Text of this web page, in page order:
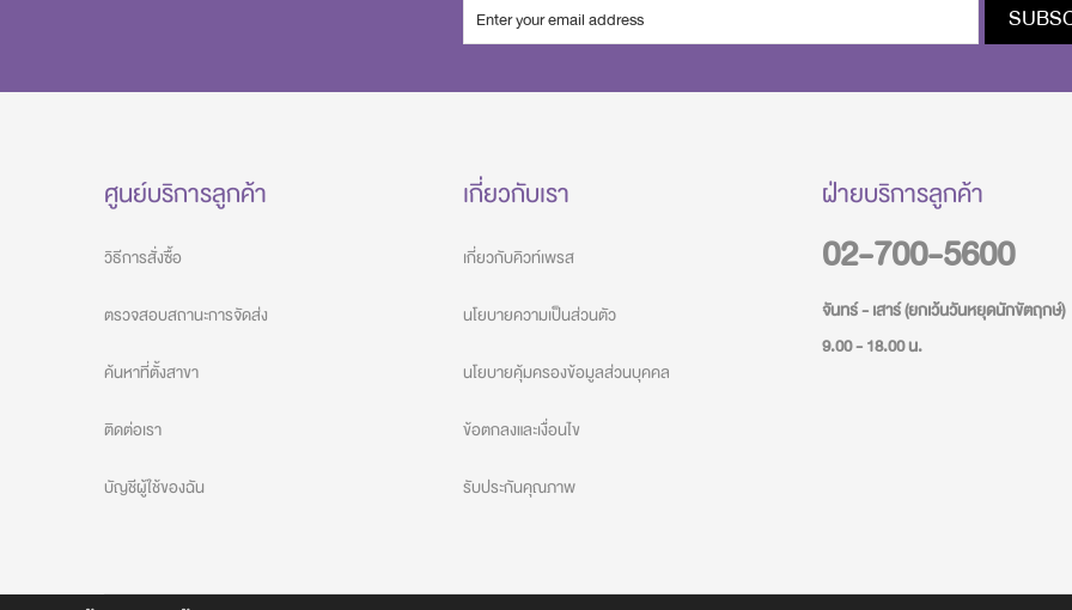
ศูนย์บริการลูกค้า
วิธีการสั่งซื้อ
ตรวจสอบสถานะการจัดส่ง
ค้นหาที่ตั้งสาขา
ติดต่อเรา
บัญชีผู้ใช้ของฉัน
เกี่ยวกับเรา
เกี่ยวกับคิวท์เพรส
นโยบายความเป็นส่วนตัว
นโยบายคุ้มครองข้อมูลส่วนบุคคล
ข้อตกลงและเงื่อนไข
รับประกันคุณภาพ
ฝ่ายบริการลูกค้า
02-700-5600
จันทร์ - เสาร์ (ยกเว้นวันหยุดนักขัตฤกษ์)
9.00 - 18.00 น.